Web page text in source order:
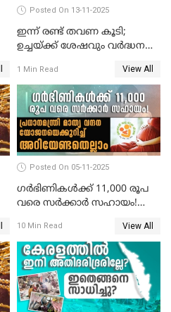
Posted On 13-11-2025
ഇന്ന് രണ്ട് തവണ കൂടി;
ഉച്ചയ്ക്ക് ശേഷവും വർദ്ധനവ്;
സ്വർണവിലയിൽ കുതിപ്പ്
1 Min Read View All
Posted On 05-11-2025
ഗർഭിണികൾക്ക് 11,000 രൂപ
വരെ സർക്കാർ സഹായം!
യോജനയെക്കുറിച്ച്
അറിയേണ്ടതെല്ലാം
10 Min Read View All